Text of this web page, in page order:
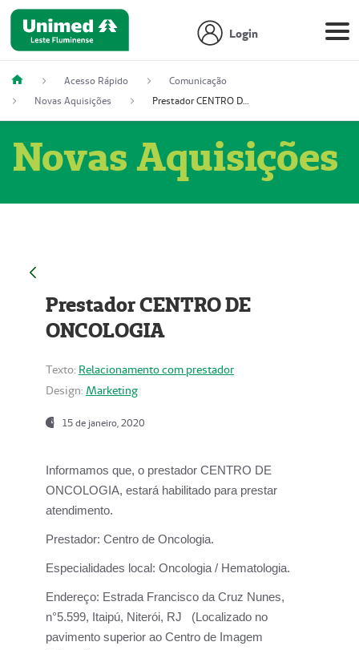
Login
Acesso Rápido
Comunicação
Novas Aquisições
Prestador CENTRO DE ONCOLOGIA
Novas Aquisições
Prestador CENTRO DE
ONCOLOGIA
Texto: Relacionamento com prestador
Design: Marketing
15 de janeiro, 2020
Informamos que, o prestador CENTRO DE
ONCOLOGIA, estará habilitado para prestar
atendimento.
Prestador: Centro de Oncologia.
Especialidades local: Oncologia / Hematologia.
Endereço: Estrada Francisco da Cruz Nunes,
n°5.599, Itaipú, Niterói, RJ (Localizado no
pavimento superior ao Centro de Imagem